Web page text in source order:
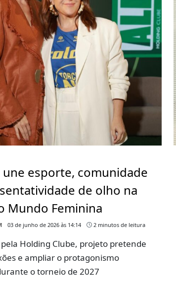
esporte, comunidade
de olho na
Mundo Feminina
03 de junho de 2026 às 14:14 2 minutos de leitura
Holding Clube, projeto pretende
e ampliar o protagonismo
o torneio de 2027